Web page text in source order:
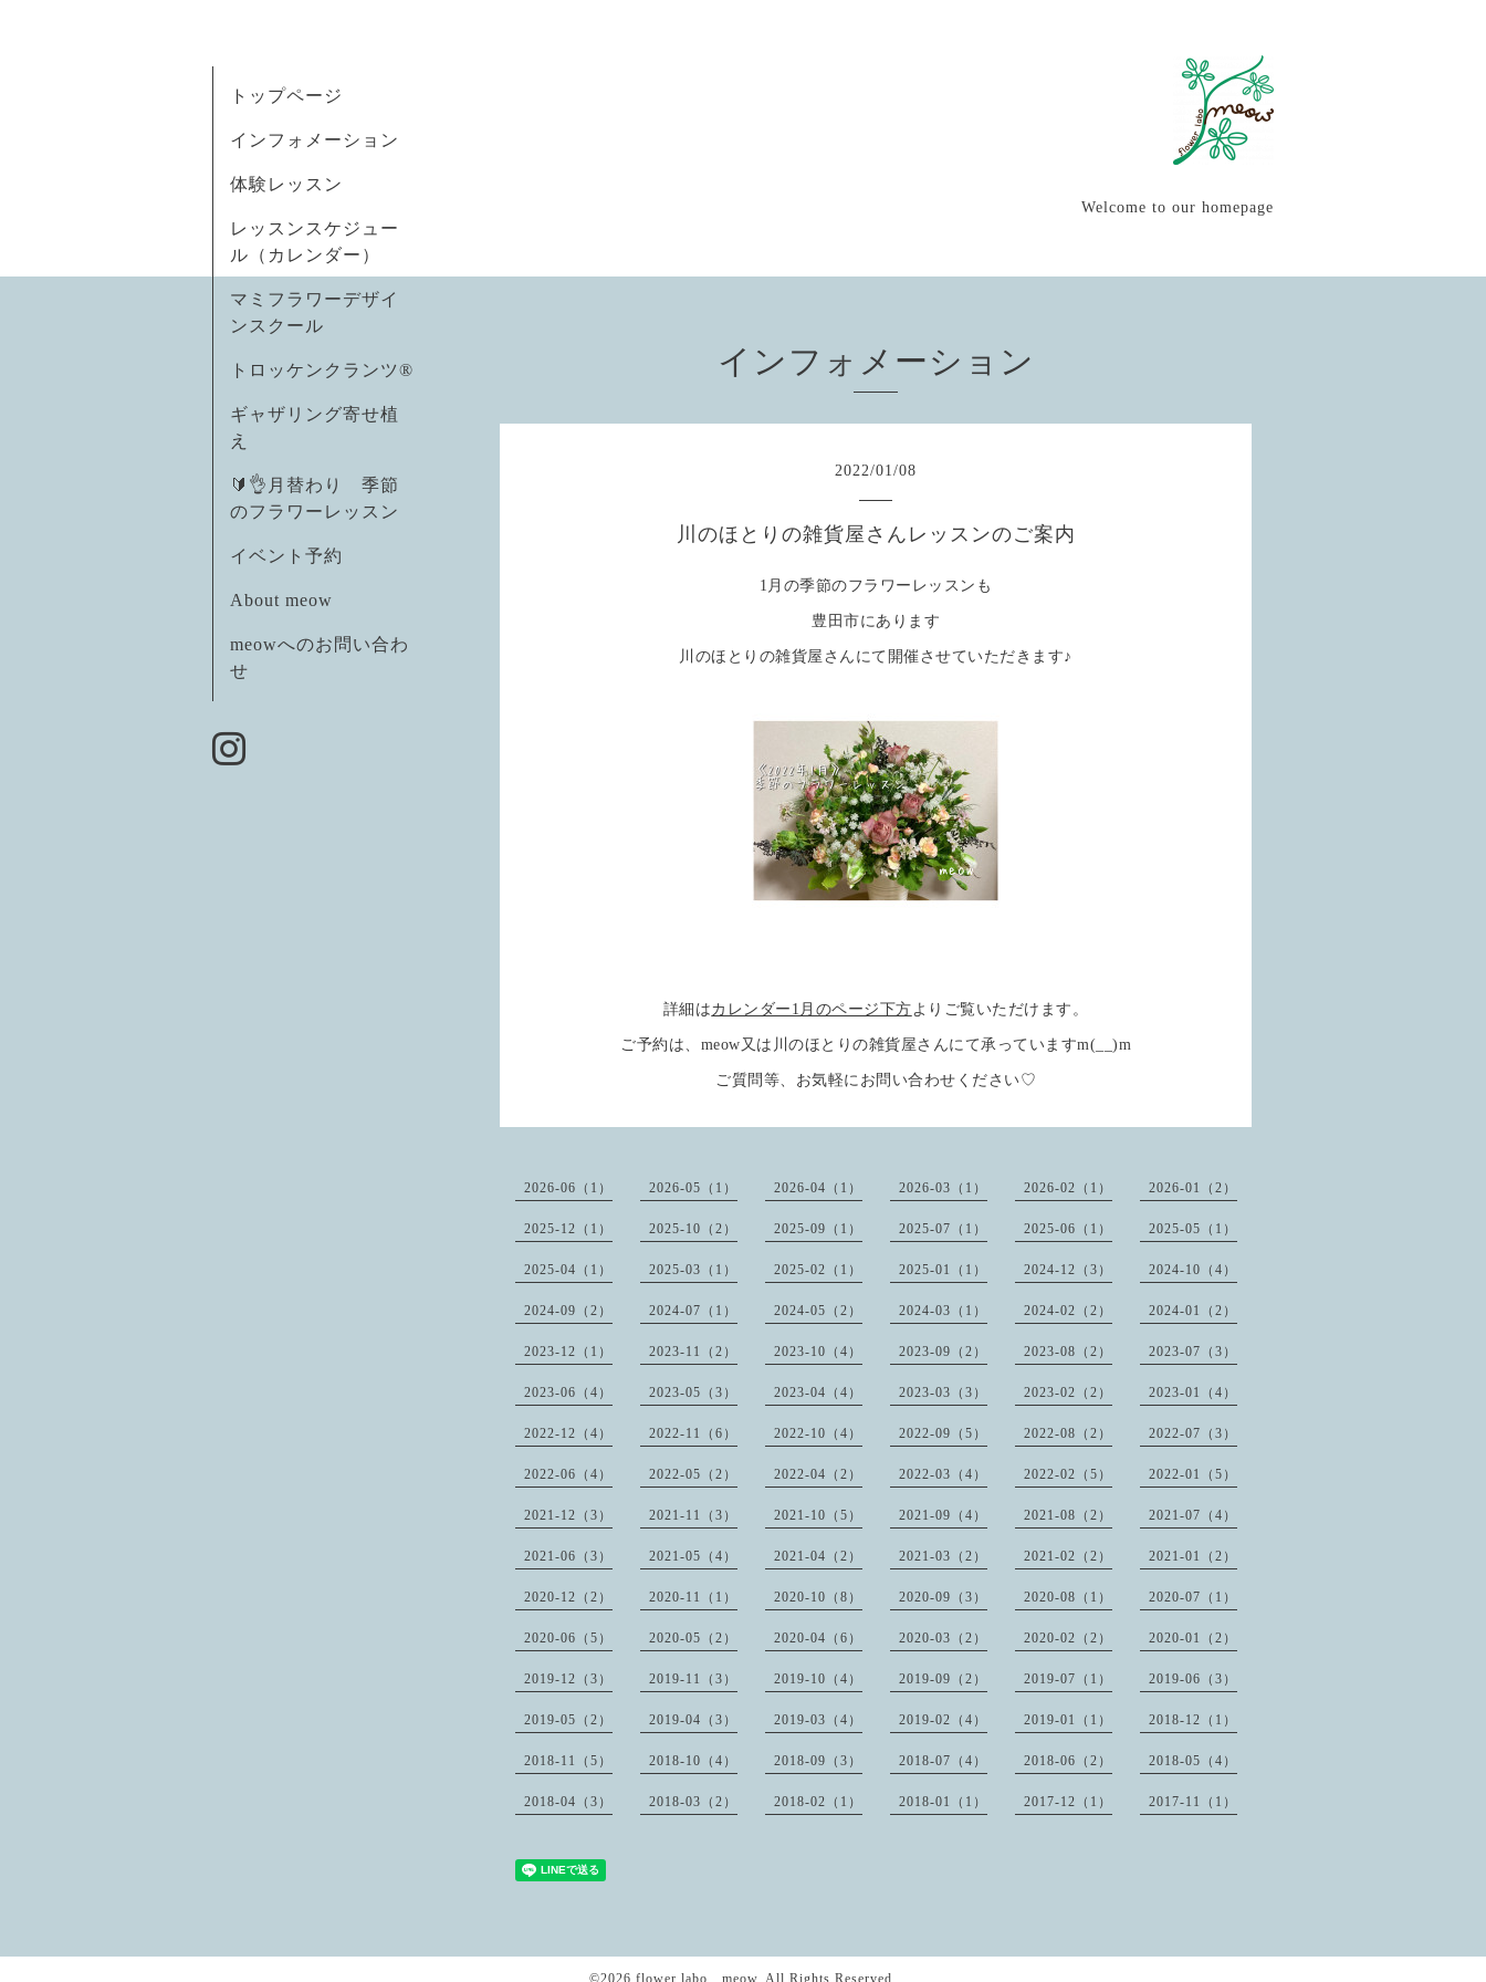
Welcome to our homepage
トップページ
インフォメーション
体験レッスン
レッスンスケジュー
ル（カレンダー）
マミフラワーデザイ
ンスクール
トロッケンクランツ®
ギャザリング寄せ植
え
🔰👌月替わり 季節
のフラワーレッスン
イベント予約
About meow
meowへのお問い合わ
せ
インフォメーション
2022/01/08
川のほとりの雑貨屋さんレッスンのご案内
1月の季節のフラワーレッスンも
豊田市にあります
川のほとりの雑貨屋さんにて開催させていただきます♪
詳細はカレンダー1月のページ下方よりご覧いただけます。
ご予約は、meow又は川のほとりの雑貨屋さんにて承っていますm(__)m
ご質問等、お気軽にお問い合わせください♡
2026-06（1） 2026-05（1） 2026-04（1） 2026-03（1） 2026-02（1） 2026-01（2）
2025-12（1） 2025-10（2） 2025-09（1） 2025-07（1） 2025-06（1） 2025-05（1）
2025-04（1） 2025-03（1） 2025-02（1） 2025-01（1） 2024-12（3） 2024-10（4）
2024-09（2） 2024-07（1） 2024-05（2） 2024-03（1） 2024-02（2） 2024-01（2）
2023-12（1） 2023-11（2） 2023-10（4） 2023-09（2） 2023-08（2） 2023-07（3）
2023-06（4） 2023-05（3） 2023-04（4） 2023-03（3） 2023-02（2） 2023-01（4）
2022-12（4） 2022-11（6） 2022-10（4） 2022-09（5） 2022-08（2） 2022-07（3）
2022-06（4） 2022-05（2） 2022-04（2） 2022-03（4） 2022-02（5） 2022-01（5）
2021-12（3） 2021-11（3） 2021-10（5） 2021-09（4） 2021-08（2） 2021-07（4）
2021-06（3） 2021-05（4） 2021-04（2） 2021-03（2） 2021-02（2） 2021-01（2）
2020-12（2） 2020-11（1） 2020-10（8） 2020-09（3） 2020-08（1） 2020-07（1）
2020-06（5） 2020-05（2） 2020-04（6） 2020-03（2） 2020-02（2） 2020-01（2）
2019-12（3） 2019-11（3） 2019-10（4） 2019-09（2） 2019-07（1） 2019-06（3）
2019-05（2） 2019-04（3） 2019-03（4） 2019-02（4） 2019-01（1） 2018-12（1）
2018-11（5） 2018-10（4） 2018-09（3） 2018-07（4） 2018-06（2） 2018-05（4）
2018-04（3） 2018-03（2） 2018-02（1） 2018-01（1） 2017-12（1） 2017-11（1）
©2026 flower labo meow . All Rights Reserved.